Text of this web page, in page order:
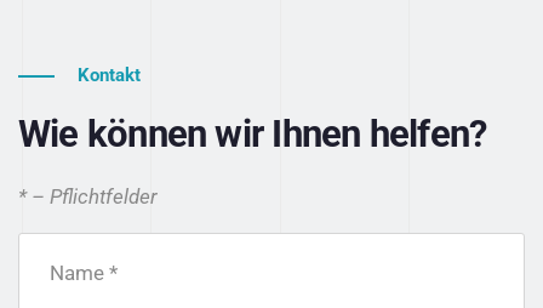
Kontakt
Wie können wir Ihnen helfen?
* – Pflichtfelder
Name *